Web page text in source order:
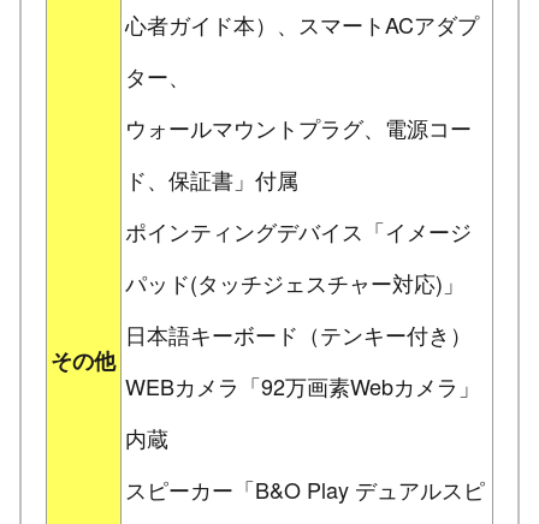
その他
心者ガイド本）、スマートACアダプ
ター、
ウォールマウントプラグ、電源コー
ド、保証書」付属
ポインティングデバイス「イメージ
パッド(タッチジェスチャー対応)」
日本語キーボード（テンキー付き）
WEBカメラ「92万画素Webカメラ」
内蔵
スピーカー「B&O Play デュアルスピ